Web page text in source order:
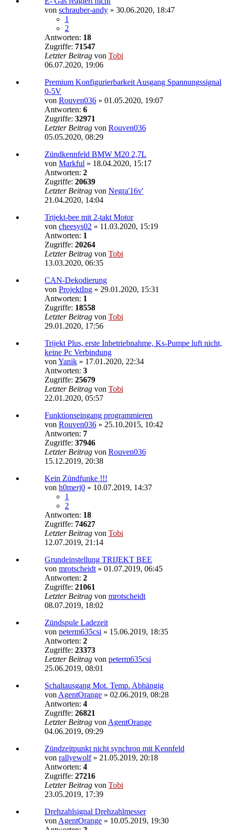
von schrauber-andy » 30.06.2020, 18:47
1
2
Antworten: 18
Zugriffe: 71547
Letzter Beitrag von Tobi
06.07.2020, 19:06
Premium Konfigurierbarkeit Ausgang Spannungssignal
0-5V
von Rouven036 » 01.05.2020, 19:07
Antworten: 6
Zugriffe: 32971
Letzter Beitrag von Rouven036
05.05.2020, 08:29
Zündkennfeld BMW M20 2,7L
von Markful » 18.04.2020, 15:17
Antworten: 2
Zugriffe: 20639
Letzter Beitrag von Negra'16v'
21.04.2020, 14:04
Trijekt-bee mit 2-takt Motor
von cheesys02 » 11.03.2020, 15:19
Antworten: 1
Zugriffe: 20264
Letzter Beitrag von Tobi
13.03.2020, 06:35
CAN-Dekodierung
von ProjektIng » 29.01.2020, 15:31
Antworten: 1
Zugriffe: 18558
Letzter Beitrag von Tobi
29.01.2020, 17:56
Trijekt Plus, erste Inbetriebnahme, Ks-Pumpe luft nicht,
keine Pc Verbindung
von Yanik » 17.01.2020, 22:34
Antworten: 3
Zugriffe: 25679
Letzter Beitrag von Tobi
22.01.2020, 05:57
Funktionseingang programmieren
von Rouven036 » 25.10.2015, 10:42
Antworten: 7
Zugriffe: 37946
Letzter Beitrag von Rouven036
15.12.2019, 20:38
Kein Zündfunke !!!
von h0merj0 » 10.07.2019, 14:37
1
2
Antworten: 18
Zugriffe: 74627
Letzter Beitrag von Tobi
12.07.2019, 21:14
Grundeinstellung TRIJEKT BEE
von mrotscheidt » 01.07.2019, 06:45
Antworten: 2
Zugriffe: 21061
Letzter Beitrag von mrotscheidt
08.07.2019, 18:02
Zündspule Ladezeit
von peterm635csi » 15.06.2019, 18:35
Antworten: 2
Zugriffe: 23373
Letzter Beitrag von peterm635csi
25.06.2019, 08:01
Schaltausgang Mot. Temp. Abhängig
von AgentOrange » 02.06.2019, 08:28
Antworten: 4
Zugriffe: 26821
Letzter Beitrag von AgentOrange
04.06.2019, 09:29
Zündzeitpunkt nicht synchron mit Kennfeld
von rallyewolf» 21.05.2019, 20:18
Antworten: 4
Zugriffe: 27216
Letzter Beitrag von Tobi
23.05.2019, 17:39
Drehzahlsignal Drehzahlmesser
von AgentOrange » 10.05.2019, 19:30